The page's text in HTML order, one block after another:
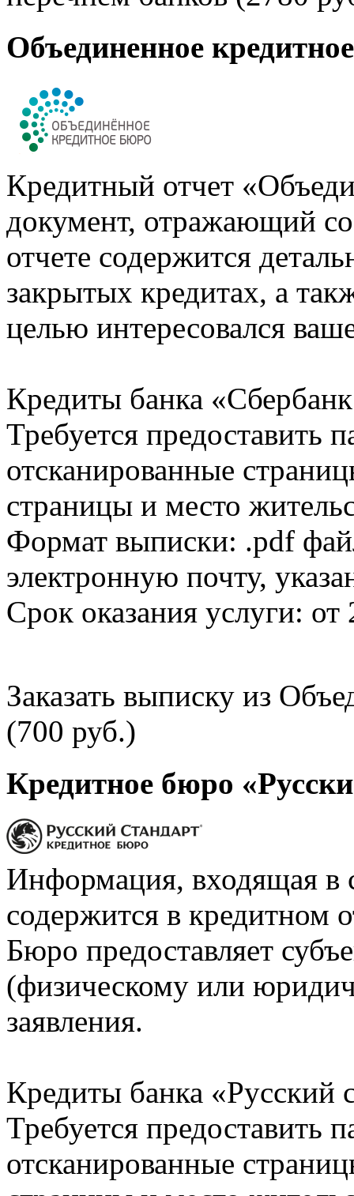
Объединенное
Кредитный отчет
документ, отражающий
отчете содержится
закрытых кредитах, а
целью интересовался
Кредиты банка
Требуется предоставить
отсканированные
страницы и место
Формат выписки: .pdf
электронную почту,
Срок оказания услуги: от
Заказать выписку из
(700 руб.)
Кредитное бюро
Информация, входящая в
содержится в кредитном
Бюро предоставляет
(физическому или
заявления.
Кредиты банка «Русский
Требуется предоставить
отсканированные